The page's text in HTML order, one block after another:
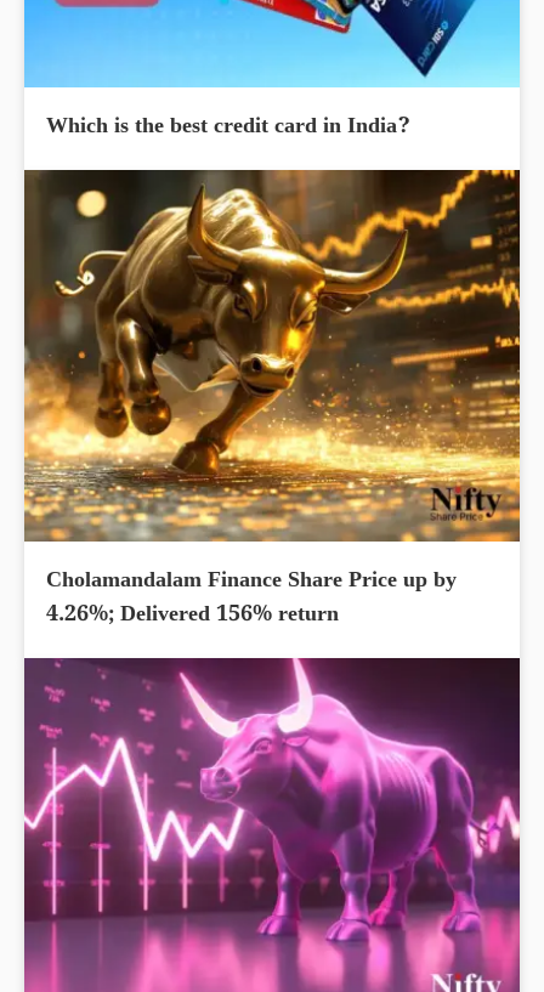
Which is the best credit card in India?
Cholamandalam Finance Share Price up by
4.26%; Delivered 156% return